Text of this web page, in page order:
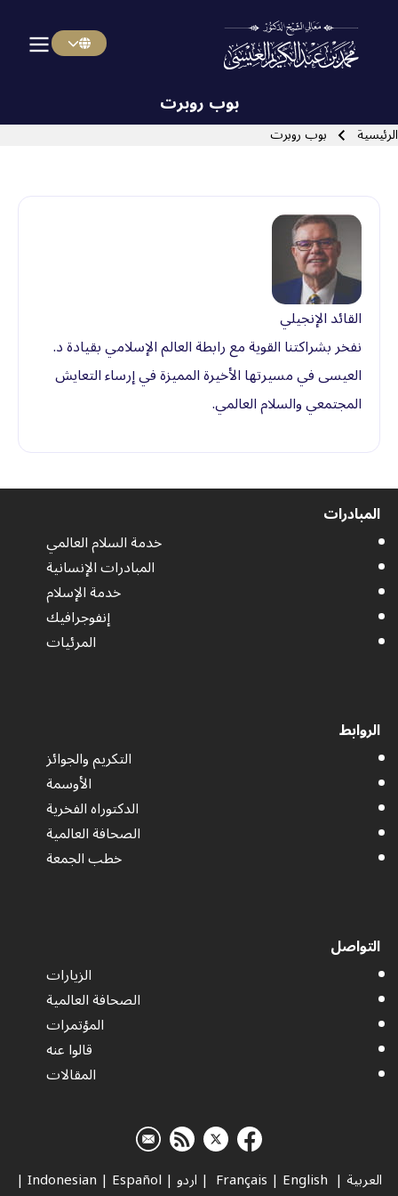
Skip to main navigation
بوب روبرت
مسار التنقل
الرئيسية بوب روبرت
القائد الإنجيلي
نفخر بشراكتنا القوية مع رابطة العالم الإسلامي بقيادة د.
العيسى في مسيرتها الأخيرة المميزة في إرساء التعايش
المجتمعي والسلام العالمي.
المبادرات
خدمة السلام العالمي
المبادرات الإنسانية
خدمة الإسلام
إنفوجرافيك
المرئيات
الروابط
التكريم والجوائز
الأوسمة
الدكتوراه الفخرية
الصحافة العالمية
خطب الجمعة
التواصل
الزيارات
الصحافة العالمية
المؤتمرات
قالوا عنه
المقالات
العربية |
| English
| اردو |
Indonesian | Español
|